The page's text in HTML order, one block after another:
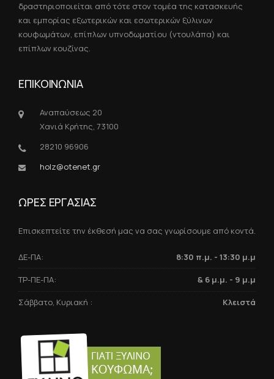
δραστηριοποιείται από τότε στον τομέα της κατασκευής
και εμπορίας εξωτερικών και εσωτερικών ξύλινων
κουφωμάτων, επίπλων υπνοδωματίου (ντουλάπα) και
επίπλων κουζίνας.
ΕΠΙΚΟΙΝΩΝΙΑ
Αναπαύσεως 20
Χανιά Κρήτης, 73100
28210 96906
holz@otenet.gr
ΩΡΕΣ ΕΡΓΑΣΙΑΣ
Επισκεπτείτε την έκθεσή μας να σας γνωρίσουμε από κοντά.
ΔΕ-ΠΑ: 8:30 π.μ. - 13:30 μ.μ
ΤΡ-ΠΕ-ΠΑ: & 6 μ.μ. - 9 μ.μ
Σάββατο, Κυριακή : Κλειστά